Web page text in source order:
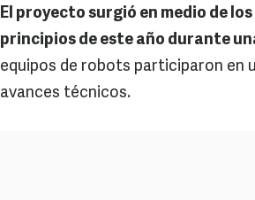
El proyecto surgió en medio de
principios de este año durante
equipos de robots participaron en
avances técnicos.